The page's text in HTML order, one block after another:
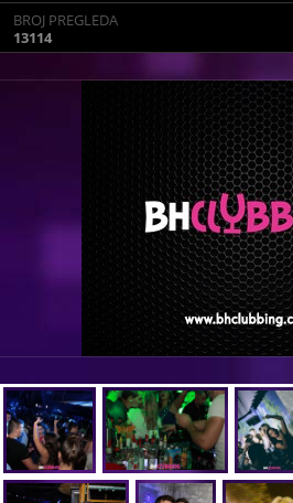
BROJ PREGLEDA
13114
BROJ PREGLEDA
13114